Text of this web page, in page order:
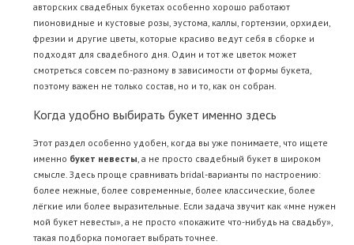
авторских свадебных букетах особенно хорошо работают
пионовидные и кустовые розы, эустома, каллы, гортензии, орхидеи,
фрезии и другие цветы, которые красиво ведут себя в сборке и
подходят для свадебного дня. Один и тот же цветок может
смотреться совсем по-разному в зависимости от формы букета,
поэтому важен не только состав, но и то, как он собран.
Когда удобно выбирать букет именно здесь
Этот раздел особенно удобен, когда вы уже понимаете, что ищете
именно букет невесты, а не просто свадебный букет в широком
смысле. Здесь проще сравнивать bridal-варианты по настроению:
более нежные, более современные, более классические, более
лёгкие или более выразительные. Если задача звучит как «мне нужен
мой букет невесты», а не просто «покажите что-нибудь на свадьбу»,
такая подборка помогает выбрать точнее.